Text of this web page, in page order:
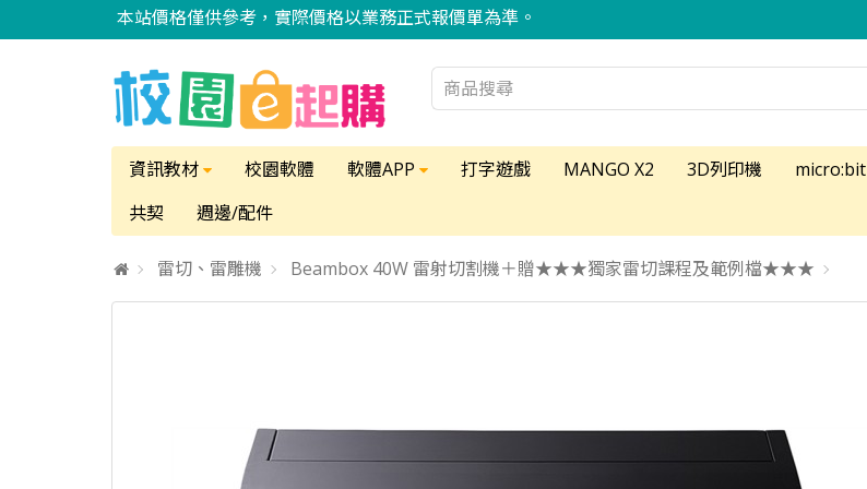
本站價格僅供參考，實際價格以業務正式報價單為準。
資訊教材 校園軟體 軟體APP 打字遊戲 MANGO X2 3D列印機 micro:bit
共契
週邊/配件
雷切、雷雕機 Beambox 40W 雷射切割機＋贈★★★獨家雷切課程及範例檔★★★